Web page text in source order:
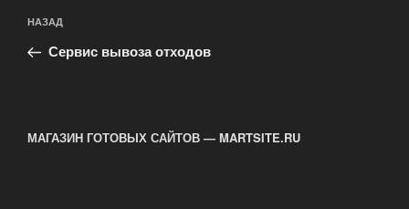
по
записям
Предыдущая
запись:
НАЗАД
Сервис вывоза отходов
МАГАЗИН ГОТОВЫХ САЙТОВ — MARTSITE.RU